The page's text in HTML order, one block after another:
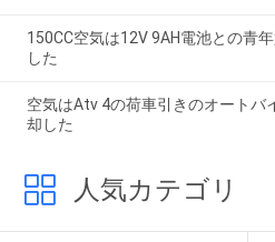
150CC空気は12V 9AH電池との青
した
空気はAtv 4の荷車引きのオート
却した
人気カテゴリ